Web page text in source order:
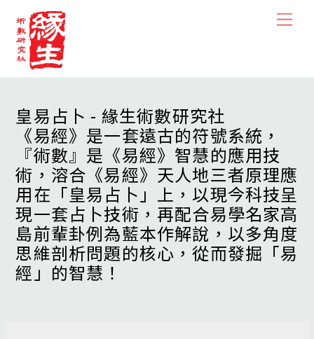
content
皇易占卜 - 緣生術數研究社
《易經》是一套遠古的符號系統，
『術數』是《易經》智慧的應用技
術，溶合《易經》天人地三者原理應
用在「皇易占卜」上，以現今科技呈
現一套占卜技術，再配合易學名家高
島前輩卦例為藍本作解說，以多角度
思維剖析問題的核心，從而發掘「易
經」的智慧！